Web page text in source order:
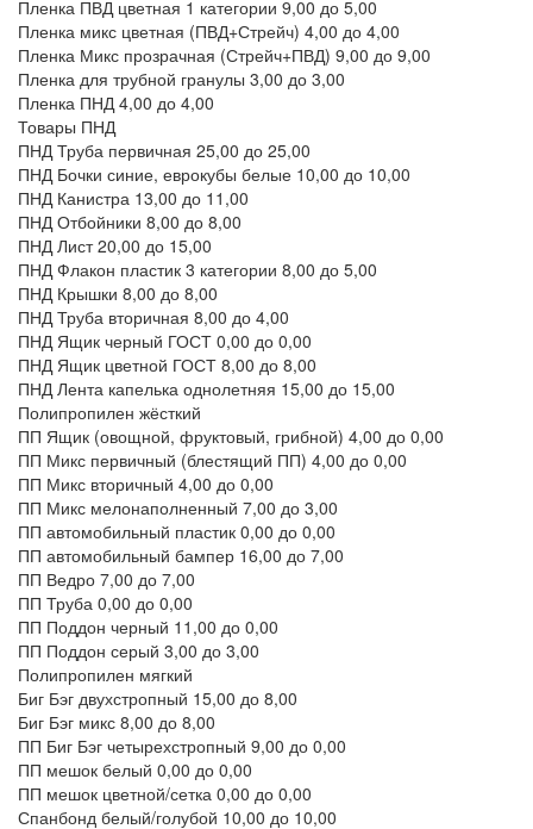
Пленка ПВД цветная 1 категории 9,00 до 5,00
Пленка микс цветная (ПВД+Стрейч) 4,00 до 4,00
Пленка Микс прозрачная (Стрейч+ПВД) 9,00 до 9,00
Пленка для трубной гранулы 3,00 до 3,00
Пленка ПНД 4,00 до 4,00
Товары ПНД
ПНД Труба первичная 25,00 до 25,00
ПНД Бочки синие, еврокубы белые 10,00 до 10,00
ПНД Канистра 13,00 до 11,00
ПНД Отбойники 8,00 до 8,00
ПНД Лист 20,00 до 15,00
ПНД Флакон пластик 3 категории 8,00 до 5,00
ПНД Крышки 8,00 до 8,00
ПНД Труба вторичная 8,00 до 4,00
ПНД Ящик черный ГОСТ 0,00 до 0,00
ПНД Ящик цветной ГОСТ 8,00 до 8,00
ПНД Лента капелька однолетняя 15,00 до 15,00
Полипропилен жёсткий
ПП Ящик (овощной, фруктовый, грибной) 4,00 до 0,00
ПП Микс первичный (блестящий ПП) 4,00 до 0,00
ПП Микс вторичный 4,00 до 0,00
ПП Микс мелонаполненный 7,00 до 3,00
ПП автомобильный пластик 0,00 до 0,00
ПП автомобильный бампер 16,00 до 7,00
ПП Ведро 7,00 до 7,00
ПП Труба 0,00 до 0,00
ПП Поддон черный 11,00 до 0,00
ПП Поддон серый 3,00 до 3,00
Полипропилен мягкий
Биг Бэг двухстропный 15,00 до 8,00
Биг Бэг микс 8,00 до 8,00
ПП Биг Бэг четырехстропный 9,00 до 0,00
ПП мешок белый 0,00 до 0,00
ПП мешок цветной/сетка 0,00 до 0,00
Спанбонд белый/голубой 10,00 до 10,00